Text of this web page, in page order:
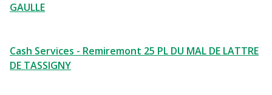
GAULLE
Cash Services - Remiremont 25 PL DU MAL DE LATTRE
DE TASSIGNY